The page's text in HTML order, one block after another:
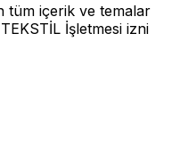
tüm içerik ve temalar
İşletmesi izni